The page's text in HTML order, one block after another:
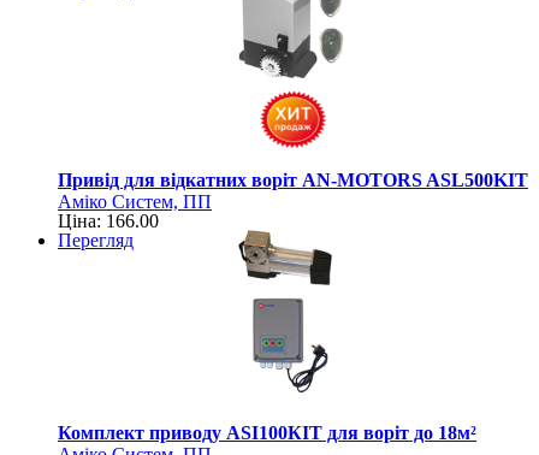
Привід для відкатних воріт AN-MOTORS ASL500KIT
Аміко Систем, ПП
Ціна: 166.00
Перегляд
Комплект приводу ASI100КIT для воріт до 18м²